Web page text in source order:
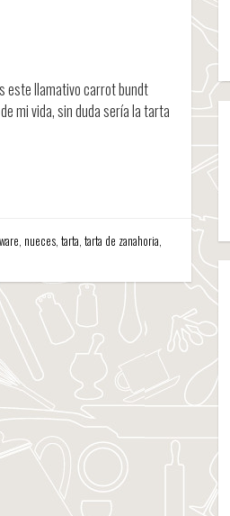
este llamativo carrot bundt
mi vida, sin duda sería la tarta
, nueces, tarta, tarta de zanahoria,